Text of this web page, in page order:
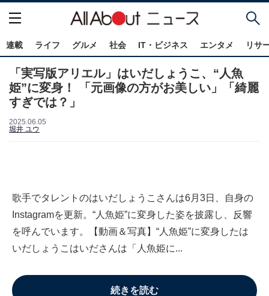
連載 ライフ グルメ 社会 IT・ビジネス エンタメ リサ
「実写版アリエル」はいだしょうこ、“人魚
姫”に変身！ 「元画像の方がお美しい」「綺麗
すぎでは？」
2025.06.05
堀井 ユウ
歌手でタレントのはいだしょうこさんは6月3日、自身の
Instagramを更新。“人魚姫”に変身した姿を披露し、反響
を呼んでいます。【動画＆写真】“人魚姫”に変身したは
いだしょうこはいださんは「人魚姫に...
続きを読む